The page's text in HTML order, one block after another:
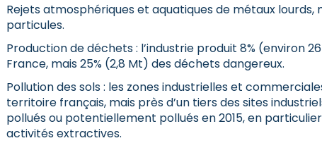
Rejets atmosphériques et aquatiques de métaux lourds,
particules.
Production de déchets : l’industrie produit 8% (environ
France, mais 25% (2,8 Mt) des déchets dangereux.
Pollution des sols : les zones industrielles et
territoire français, mais près d’un tiers des sites
pollués ou potentiellement pollués en 2015, en
activités extractives.